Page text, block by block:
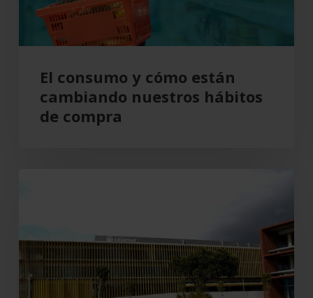
hábitos
compra
El consumo y cómo están
cambiando nuestros hábitos
de compra
193
millones,
un